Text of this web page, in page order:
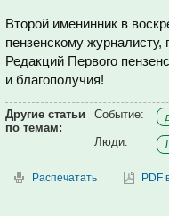
Второй именинник в
пензенскому
Редакций Первого
и благополучия!
Другие статьи
по темам:
Событие:
Люди:
Распечатать PDF